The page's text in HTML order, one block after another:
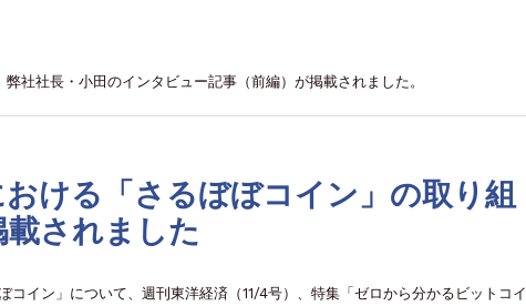
社社長・小田のインタビュー記事（前編）が掲載されました。
ける「さるぼぼコイン」の取り組
されました
コイン」について、週刊東洋経済（11/4号）、特集「ゼロから分かるビットコイ